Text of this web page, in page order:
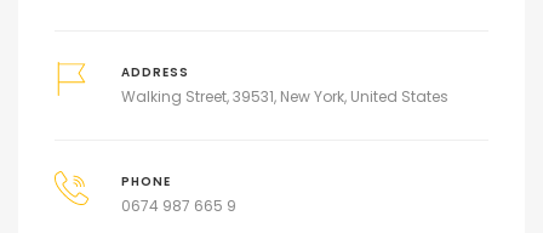
ADDRESS
Walking Street, 39531, New York, United States
PHONE
0674 987 665 9